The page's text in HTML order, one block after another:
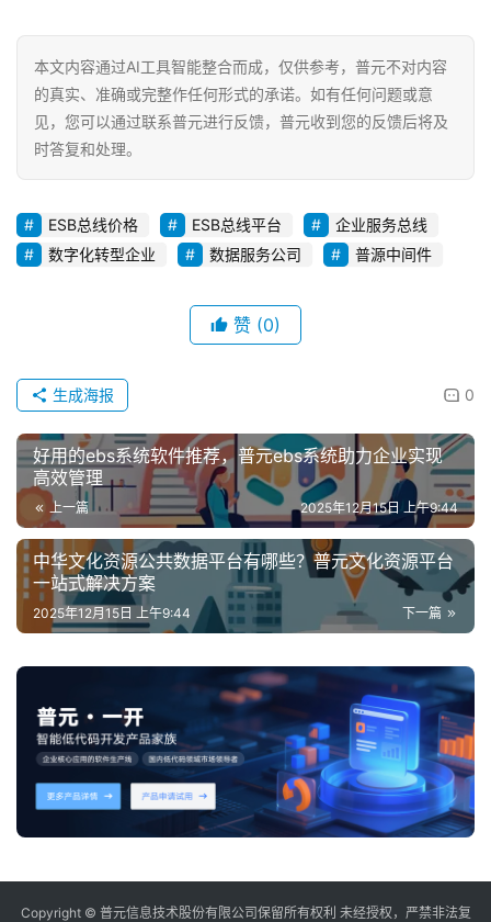
本文内容通过AI工具智能整合而成，仅供参考，普元不对内容
的真实、准确或完整作任何形式的承诺。如有任何问题或意
见，您可以通过联系普元进行反馈，普元收到您的反馈后将及
时答复和处理。
ESB总线价格 ESB总线平台
企业服务总线
数字化转型企业
数据服务公司 普源中间件
赞 (0)
0
生成海报
好用的ebs系统软件推荐，普元ebs系统助力企业实现
高效管理
上一篇 2025年12月15日 上午9:44
中华文化资源公共数据平台有哪些？普元文化资源平台
一站式解决方案
下一篇
2025年12月15日 上午9:44
Copyright © 普元信息技术股份有限公司保留所有权利 未经授权，严禁非法复